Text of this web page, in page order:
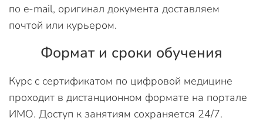
по e-mail, оригинал документа доставляем
почтой или курьером.
Формат и сроки обучения
Курс с сертификатом по цифровой медицине
проходит в дистанционном формате на портале
ИМО. Доступ к занятиям сохраняется 24/7.